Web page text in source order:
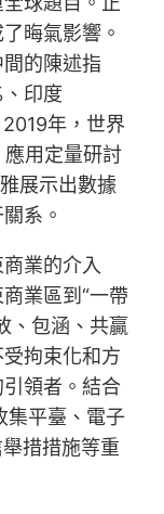
晦氣影響。
的陳述指
印度
年，世界
用定量研討
展示出數據
系。
業的介入
業區到“一帶
、包涵、共贏
拘束化和方
領者。結合
集平臺、電子
措措施等重